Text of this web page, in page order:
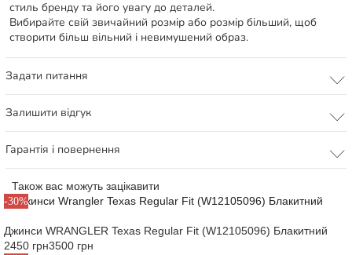
стиль бренду та його увагу до деталей.
Вибирайте свій звичайний розмір або розмір більший, щоб
створити більш вільний і невимушений образ.
Задати питання
Залишити відгук
Гарантія і повернення
Також вас можуть зацікавити
-30%
Джинси WRANGLER Texas Regular Fit (W12105096) Блакитний
2450 грн3500 грн